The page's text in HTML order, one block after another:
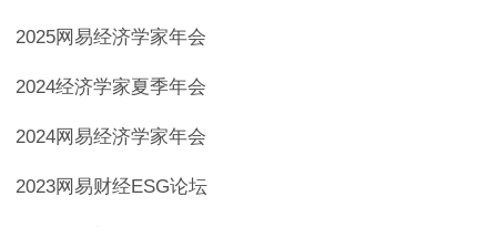
2025网易经济学家年会
2024经济学家夏季年会
2024网易经济学家年会
2023网易财经ESG论坛